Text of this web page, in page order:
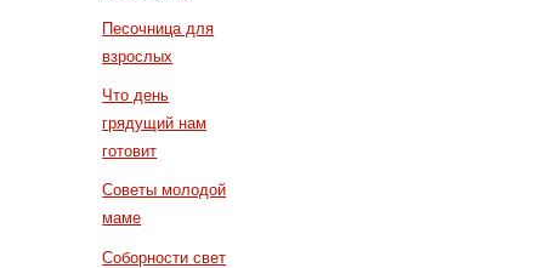
Песочница для
взрослых
Что день
грядущий нам
готовит
Советы молодой
маме
Соборности свет